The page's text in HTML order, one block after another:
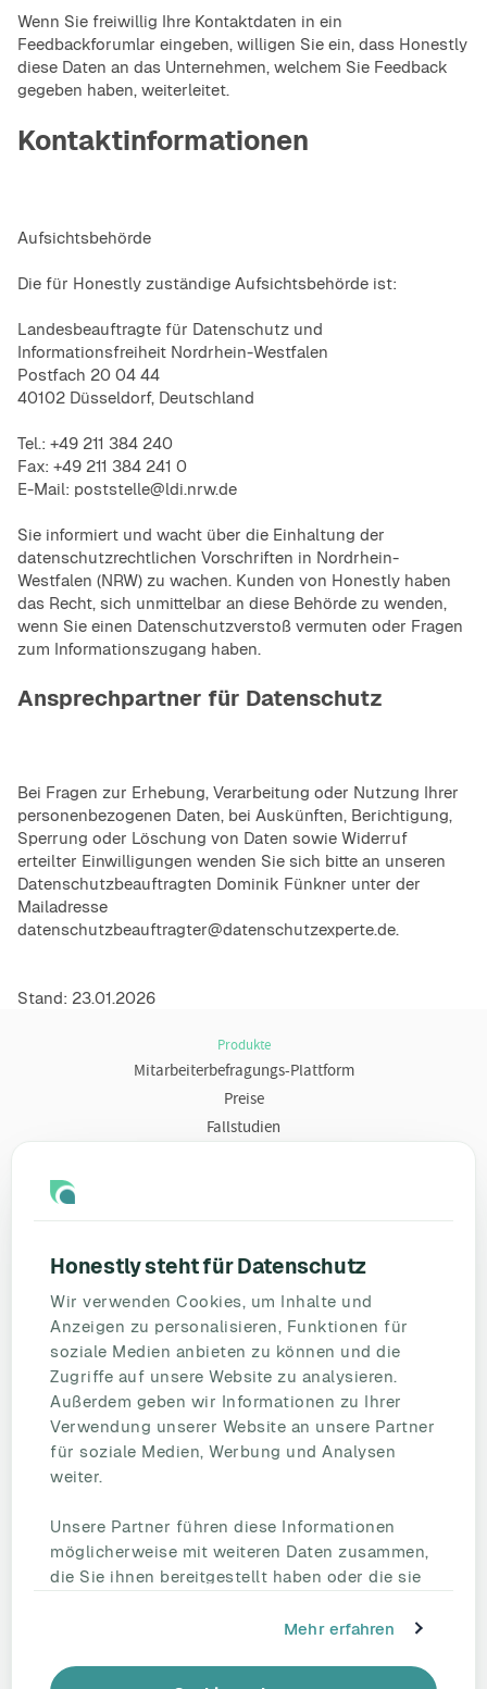
Honestly steht für Datenschutz
Wir verwenden Cookies, um Inhalte und
Anzeigen zu personalisieren, Funktionen für
soziale Medien anbieten zu können und die
Zugriffe auf unsere Website zu analysieren.
Außerdem geben wir Informationen zu Ihrer
Verwendung unserer Website an unsere Partner
für soziale Medien, Werbung und Analysen
weiter.
Unsere Partner führen diese Informationen
möglicherweise mit weiteren Daten zusammen,
die Sie ihnen bereitgestellt haben oder die sie
Mehr erfahren
Wenn Sie freiwillig Ihre Kontaktdaten in ein
Feedbackforumlar eingeben, willigen Sie ein, dass Honestly
diese Daten an das Unternehmen, welchem Sie Feedback
gegeben haben, weiterleitet.
Kontaktinformationen
Aufsichtsbehörde
Die für Honestly zuständige Aufsichtsbehörde ist:
Landesbeauftragte für Datenschutz und
Informationsfreiheit Nordrhein-Westfalen
Postfach 20 04 44
40102 Düsseldorf, Deutschland
Tel.: +49 211 384 240
Fax: +49 211 384 241 0
E-Mail: poststelle@ldi.nrw.de
Sie informiert und wacht über die Einhaltung der
datenschutzrechtlichen Vorschriften in Nordrhein-
Westfalen (NRW) zu wachen. Kunden von Honestly haben
das Recht, sich unmittelbar an diese Behörde zu wenden,
wenn Sie einen Datenschutzverstoß vermuten oder Fragen
zum Informationszugang haben.
Ansprechpartner für Datenschutz
Bei Fragen zur Erhebung, Verarbeitung oder Nutzung Ihrer
personenbezogenen Daten, bei Auskünften, Berichtigung,
Sperrung oder Löschung von Daten sowie Widerruf
erteilter Einwilligungen wenden Sie sich bitte an unseren
Datenschutzbeauftragten Dominik Fünkner unter der
Mailadresse
datenschutzbeauftragter@datenschutzexperte.de.
Stand: 23.01.2026
Produkte
Mitarbeiterbefragungs-Plattform
Preise
Fallstudien
Umfragevorlagen
Mitarbeiterbefragung
Mitarbeiterzufriedenheit
eNPS
Employee Engagement
Status Page
Unternehmen
Über uns
Reden Sie mit uns
Kontakt